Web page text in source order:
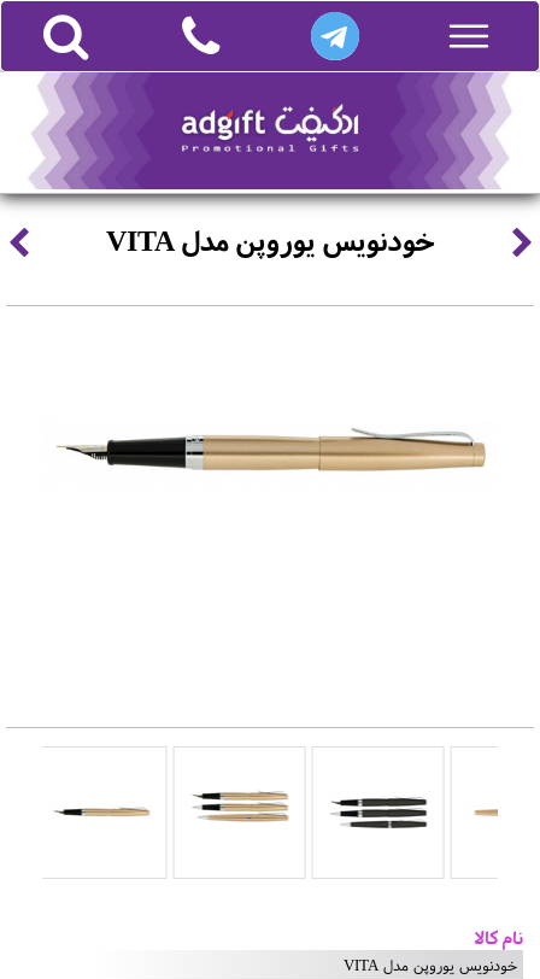
خودنویس یوروپن مدل VITA
نام کالا
خودنویس یوروپن مدل VITA